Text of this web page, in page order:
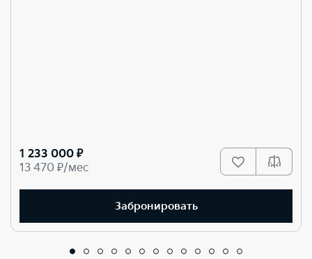
1 233 000 ₽
13 470 ₽/мес
Забронировать